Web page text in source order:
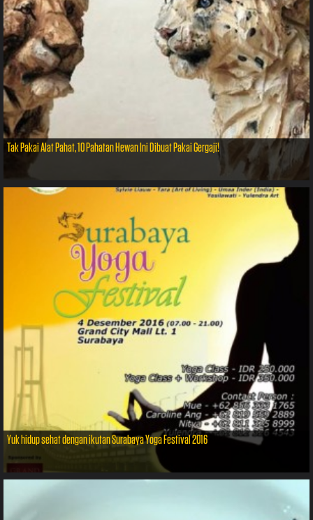
Tak Pakai Alat Pahat, 10 Pahatan Hewan Ini Dibuat Pakai Gergaji!
Yuk hidup sehat dengan ikutan Surabaya Yoga Festival 2016